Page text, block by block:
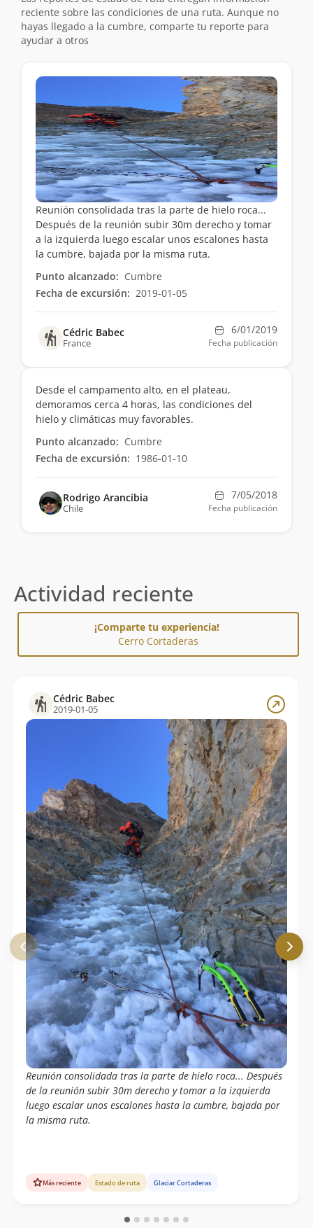
reciente sobre las condiciones de una ruta. Aunque no
hayas llegado a la cumbre, comparte tu reporte para
ayudar a otros
Reunión consolidada tras la parte de hielo roca...
Después de la reunión subir 30m derecho y tomar
a la izquierda luego escalar unos escalones hasta
la cumbre, bajada por la misma ruta.
Punto alcanzado: Cumbre
Fecha de excursión: 2019-01-05
Cédric Babec
France
6/01/2019
Fecha publicación
Desde el campamento alto, en el plateau,
demoramos cerca 4 horas, las condiciones del
hielo y climáticas muy favorables.
Punto alcanzado: Cumbre
Fecha de excursión: 1986-01-10
Rodrigo Arancibia
Chile
7/05/2018
Fecha publicación
Actividad reciente
¡Comparte tu experiencia!
Cerro Cortaderas
Cédric Babec
2019-01-05
Reunión consolidada tras la parte de hielo roca... Después
de la reunión subir 30m derecho y tomar a la izquierda
luego escalar unos escalones hasta la cumbre, bajada por
la misma ruta.
Más reciente Estado de ruta Glaciar Cortaderas